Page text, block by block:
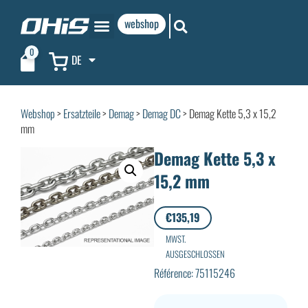
webshop
0 DE
Webshop> Ersatzteile> Demag> Demag DC> Demag Kette 5,3 x 15,2
mm
Demag Kette 5,3 x
15,2 mm
€135,19
MWST.
AUSGESCHLOSSEN
Référence: 75115246